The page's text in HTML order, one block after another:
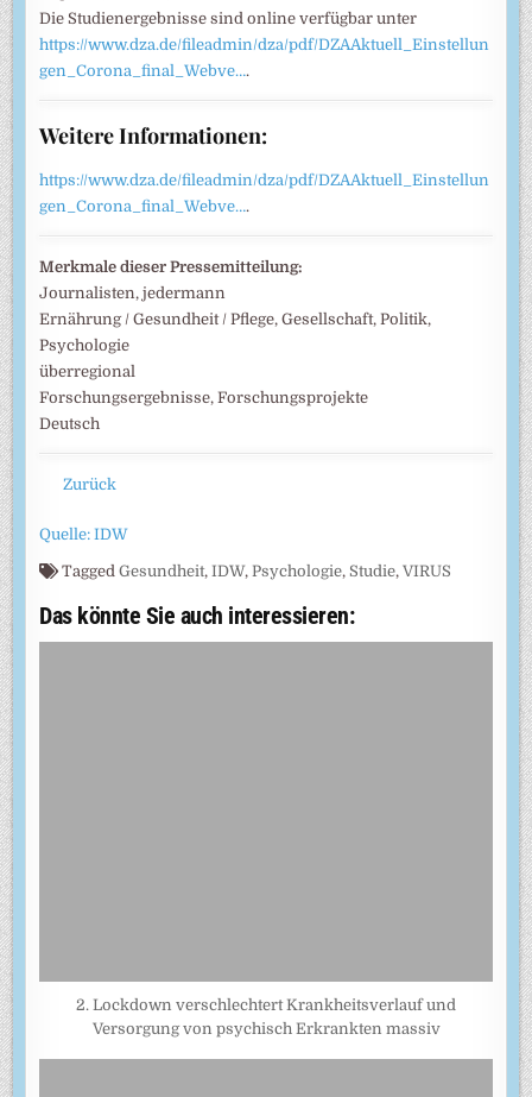
Die Studienergebnisse sind online verfügbar unter
https://www.dza.de/fileadmin/dza/pdf/DZAAktuell_Einstellun
gen_Corona_final_Webve….
Weitere Informationen:
https://www.dza.de/fileadmin/dza/pdf/DZAAktuell_Einstellun
gen_Corona_final_Webve….
Merkmale dieser Pressemitteilung:
Journalisten, jedermann
Ernährung / Gesundheit / Pflege, Gesellschaft, Politik,
Psychologie
überregional
Forschungsergebnisse, Forschungsprojekte
Deutsch
Zurück
Quelle: IDW
TaggedGesundheit,IDW, Psychologie, Studie,VIRUS
Das könnte Sie auch interessieren:
2. Lockdown verschlechtert Krankheitsverlauf und
Versorgung von psychisch Erkrankten massiv